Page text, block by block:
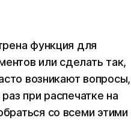
функция для
или сделать так,
возникают вопросы,
при распечатке на
со всеми этими